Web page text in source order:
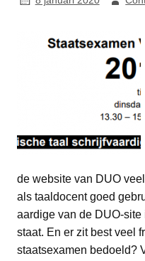
de website van DUO
als taaldocent goed
aardige van de DUO-
staat. En er zit best veel
staatsexamen bedoeld?